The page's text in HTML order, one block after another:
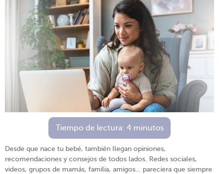
Tiempo de lectura: 4 minutos
Desde que nace tu bebé, también llegan opiniones,
recomendaciones y consejos de todos lados. Redes sociales,
videos, grupos de mamás, familia, amigos… pareciera que siempre